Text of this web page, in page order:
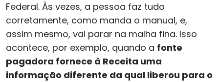
Federal. Às vezes, a pessoa faz tudo
corretamente, como manda o manual, e,
assim mesmo, vai parar na malha fina. Isso
acontece, por exemplo, quando a fonte
pagadora fornece à Receita uma
informação diferente da qual liberou para o